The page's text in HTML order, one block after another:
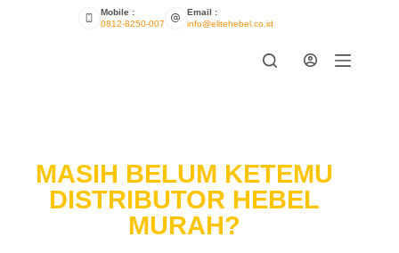
Mobile :
0812-8250-007
Email :
info@elitehebel.co.id
MASIH BELUM KETEMU
DISTRIBUTOR HEBEL
MURAH?